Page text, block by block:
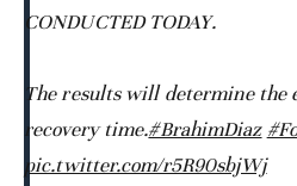
CONDUCTED TODAY.
The results will determine the
recovery time.#BrahimDiaz
pic.twitter.com/r5R90sbjWj